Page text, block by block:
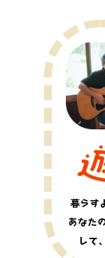
遊
暮らす
あなた
して